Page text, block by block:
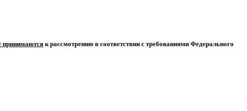
принимаютсяк рассмотрению в соответствии с требованиями Федерального